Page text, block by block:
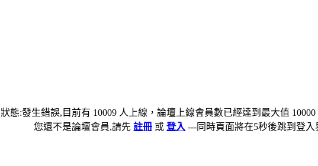
狀態:發生錯誤,目前有 10009 人上線，論壇上線會員數已經達到最大值
您還不是論壇會員,請先 註冊 或 登入 ---同時頁面將在5秒後跳到登入